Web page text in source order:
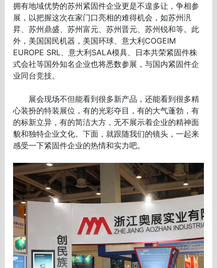
拥有地域优势的苏州紧固件企业更是不遑多让，争相参
展，以把握这次在家门口亮相的难得机会，如苏州汎
昇、苏州鼎盛、苏州富元、苏州晋元、苏州锐和等。此
外，美国国民机器，美国环球、意大利COGEIM
EUROPE SRL、意大利SALA模具、日本共荣紧固件株
式会社等国外知名企业也将悉数参展，与国内紧固件企
业同台竞技。
展会现场不但能看到很多新产品，还能看到很多精
心装扮的特装展位，有的光彩夺目，有的大气蓬勃，有
的标新立异，有的简洁大方，无不展示着企业的精神面
貌和独特企业文化。下面，就跟随我们的镜头，一起来
感受一下紧固件企业的热情和实力吧。